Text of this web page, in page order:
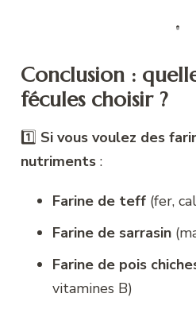
Conclusion :
fécules choisir ?
1️⃣ Si vous voulez des
nutriments :
Farine de teff (fer,
Farine de sarrasin
Farine de pois
vitamines B)